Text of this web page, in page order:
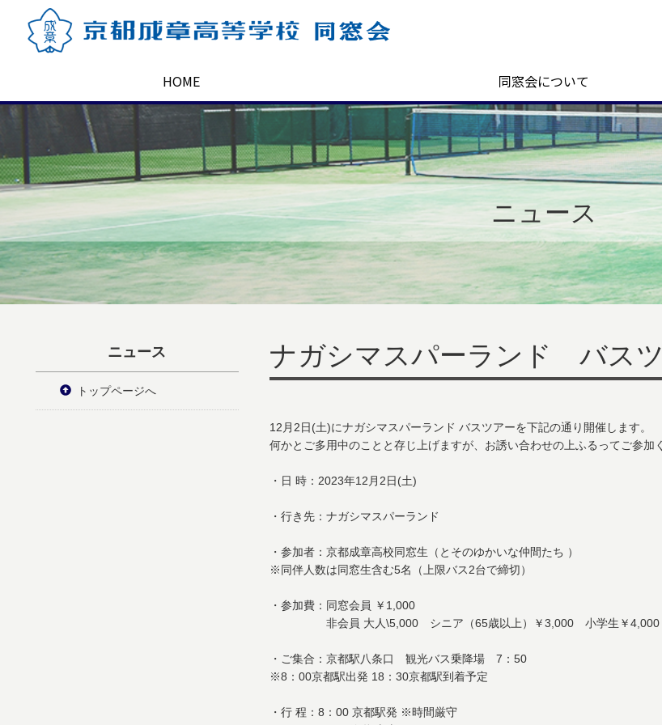
HOME 同窓会について
ニュース
ナガシマスパーランド バスツ
12月2日(土)にナガシマスパーランド バスツアーを下記の通り開催します。
何かとご多用中のことと存じ上げますが、お誘い合わせの上ふるってご参加
・日 時：2023年12月2日(土)
・行き先：ナガシマスパーランド
・参加者：京都成章高校同窓生（とそのゆかいな仲間たち ）
※同伴人数は同窓生含む5名（上限バス2台で締切）
・参加費：同窓会員 ￥1,000
非会員 大人\5,000 シニア（65歳以上）￥3,000 小学生￥4,000 幼
・ご集合：京都駅八条口 観光バス乗降場 7：50
※8：00京都駅出発 18：30京都駅到着予定
・行 程：8：00 京都駅発 ※時間厳守
ニュース
トップページへ